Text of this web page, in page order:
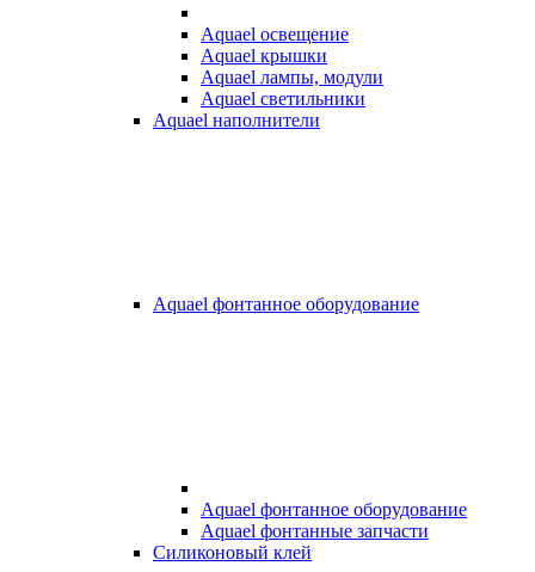
Aquael освещение
Aquael крышки
Aquael лампы, модули
Aquael светильники
Aquael наполнители
Aquael фонтанное оборудование
Aquael фонтанное оборудование
Aquael фонтанные запчасти
Силиконовый клей